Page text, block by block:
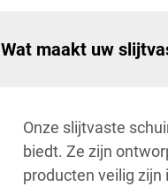
Wat maakt uw
Onze slijtvaste
biedt. Ze zijn
producten veilig zijn